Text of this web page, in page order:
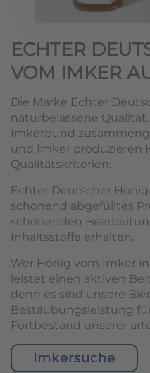
ECHTER
VOM IMKER
Die Marke Echter
naturbelassene
Imkerbund
und Imker produzieren
Qualitätskriterien.
Echter Deutscher
schonend abgefülltes
schonenden
Inhaltsstoffe erhalten.
Wer Honig vom Imker
leistet einen aktiven
denn es sind unsere
Bestäubungsleistung
Fortbestand unserer
Imkersuche